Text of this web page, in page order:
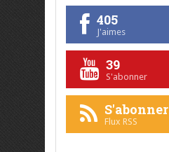
405
J'aimes
39
S'abonner
S'abonner
Flux RSS